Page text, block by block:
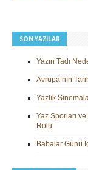
SON YAZILAR
Yazın Tadı
Avrupa’nın
Yazlık
Yaz Sporları
Rolü
Babalar Günü